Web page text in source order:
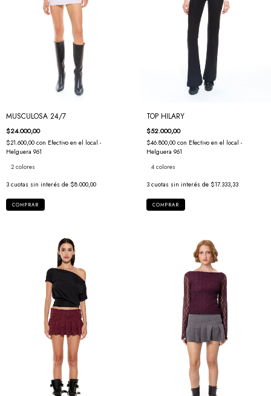
MUSCULOSA 24/7
$24.000,00
$21.600,00 con Efectivo en el local -
Helguera 961
2 colores
3 cuotas sin interés de $8.000,00
COMPRAR
TOP HILARY
$52.000,00
$46.800,00 con Efectivo en el local -
Helguera 961
4 colores
3 cuotas sin interés de $17.333,33
COMPRAR